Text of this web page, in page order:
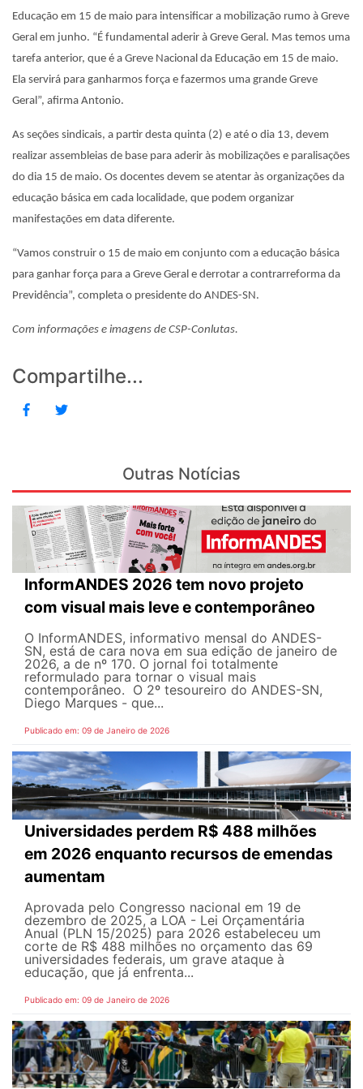
Educação em 15 de maio para intensificar a mobilização rumo à Greve
Geral em junho. “É fundamental aderir à Greve Geral. Mas temos uma
tarefa anterior, que é a Greve Nacional da Educação em 15 de maio.
Ela servirá para ganharmos força e fazermos uma grande Greve
Geral”, afirma Antonio.
As seções sindicais, a partir desta quinta (2) e até o dia 13, devem
realizar assembleias de base para aderir às mobilizações e paralisações
do dia 15 de maio. Os docentes devem se atentar às organizações da
educação básica em cada localidade, que podem organizar
manifestações em data diferente.
“Vamos construir o 15 de maio em conjunto com a educação básica
para ganhar força para a Greve Geral e derrotar a contrarreforma da
Previdência”, completa o presidente do ANDES-SN.
Com informações e imagens de CSP-Conlutas.
Compartilhe...
Outras Notícias
InformANDES 2026 tem novo projeto
com visual mais leve e contemporâneo
O InformANDES, informativo mensal do ANDES-
SN, está de cara nova em sua edição de janeiro de
2026, a de nº 170. O jornal foi totalmente
reformulado para tornar o visual mais
contemporâneo. O 2º tesoureiro do ANDES-SN,
Diego Marques - que...
Publicado em: 09 de Janeiro de 2026
Universidades perdem R$ 488 milhões
em 2026 enquanto recursos de emendas
aumentam
Aprovada pelo Congresso nacional em 19 de
dezembro de 2025, a LOA - Lei Orçamentária
Anual (PLN 15/2025) para 2026 estabeleceu um
corte de R$ 488 milhões no orçamento das 69
universidades federais, um grave ataque à
educação, que já enfrenta...
Publicado em: 09 de Janeiro de 2026